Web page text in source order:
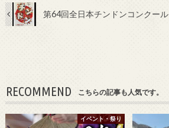
第64回全日本チンドンコンクール
RECOMMEND こちらの記事も人気です。
イベント・祭り